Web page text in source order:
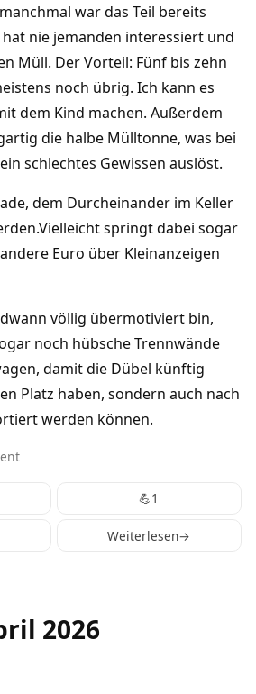
war das Teil bereits
nie jemanden interessiert und
Müll. Der Vorteil: Fünf bis zehn
noch übrig. Ich kann es
dem Kind machen. Außerdem
die halbe Mülltonne, was bei
schlechtes Gewissen auslöst.
dem Durcheinander im Keller
springt dabei sogar
Euro über Kleinanzeigen
völlig übermotiviert bin,
noch hübsche Trennwände
damit die Dübel künftig
Platz haben, sondern auch nach
werden können.
💪1
Weiterlesen→
2026